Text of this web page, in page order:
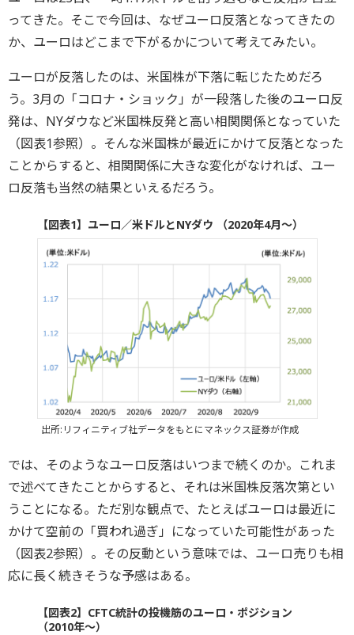
ってきた。そこで今回は、なぜユーロ反落となってきたの
か、ユーロはどこまで下がるかについて考えてみたい。
ユーロが反落したのは、米国株が下落に転じたためだろ
う。3月の「コロナ・ショック」が一段落した後のユーロ反
発は、NYダウなど米国株反発と高い相関関係となっていた
（図表1参照）。そんな米国株が最近にかけて反落となった
ことからすると、相関関係に大きな変化がなければ、ユー
ロ反落も当然の結果といえるだろう。
【図表1】ユーロ／米ドルとNYダウ （2020年4月～）
出所:リフィニティブ社データをもとにマネックス証券が作成
では、そのようなユーロ反落はいつまで続くのか。これま
で述べてきたことからすると、それは米国株反落次第とい
うことになる。ただ別な観点で、たとえばユーロは最近に
かけて空前の「買われ過ぎ」になっていた可能性があった
（図表2参照）。その反動という意味では、ユーロ売りも相
応に長く続きそうな予感はある。
【図表2】CFTC統計の投機筋のユーロ・ポジション
（2010年～）